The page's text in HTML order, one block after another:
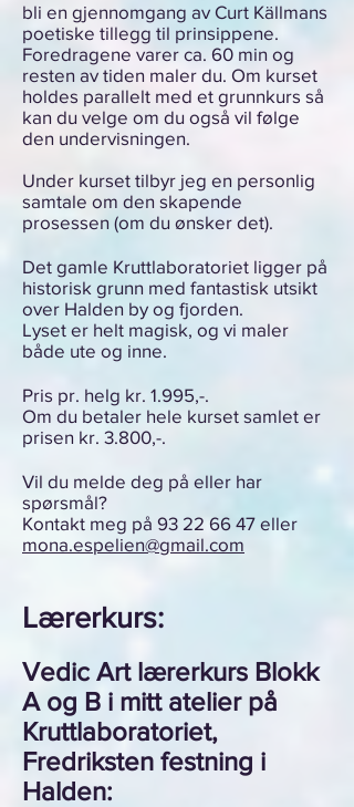
bli en gjennomgang av Curt Källmans
poetiske tillegg til prinsippene.
Foredragene varer ca. 60 min og
resten av tiden maler du. Om kurset
holdes parallelt med et grunnkurs så
kan du velge om du også vil følge
den undervisningen.
Under kurset tilbyr jeg en personlig
samtale om den skapende
prosessen (om du ønsker det).
Det gamle Kruttlaboratoriet ligger på
historisk grunn med fantastisk utsikt
over Halden by og fjorden.
Lyset er helt magisk, og vi maler
både ute og inne.
Pris pr. helg kr. 1.995,-.
Om du betaler hele kurset samlet er
prisen kr. 3.800,-.
Vil du melde deg på eller har
spørsmål?
Kontakt meg på 93 22 66 47 eller
mona.espelien@gmail.com
Lærerkurs:
Vedic Art lærerkurs Blokk
A og B i mitt atelier på
Kruttlaboratoriet,
Fredriksten festning i
Halden: